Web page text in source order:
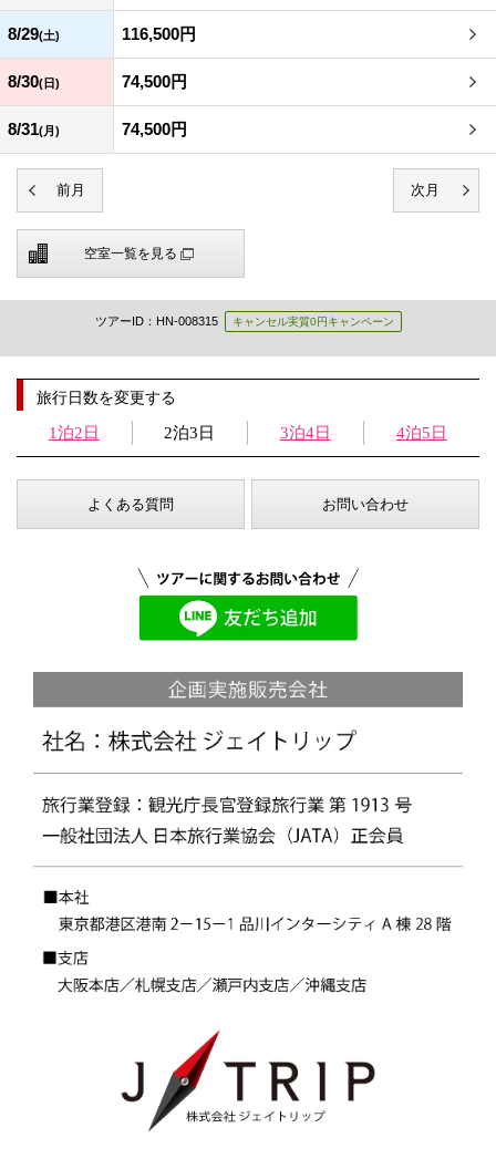
8/29(土) 116,500円
8/30(日) 74,500円
8/31(月) 74,500円
空室一覧を見る
ツアーID：HN-008315 キャンセル実質0円キャンペーン
旅行日数を変更する
1泊2日 2泊3日 3泊4日 4泊5日
よくある質問 お問い合わせ